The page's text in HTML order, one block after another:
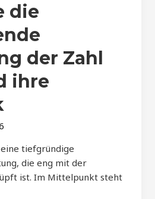
die
der Zahl
ihre
tiefgründige
die eng mit der
ist. Im Mittelpunkt steht